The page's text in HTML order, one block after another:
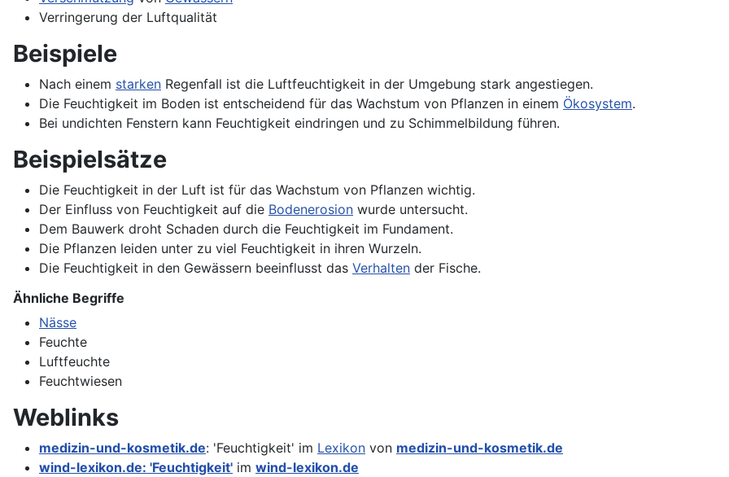
Verringerung der Luftqualität
Beispiele
Nach einem starken Regenfall ist die Luftfeuchtigkeit in der Umgebung stark angestiegen.
Die Feuchtigkeit im Boden ist entscheidend für das Wachstum von Pflanzen in einem Ökosystem.
Bei undichten Fenstern kann Feuchtigkeit eindringen und zu Schimmelbildung führen.
Beispielsätze
Die Feuchtigkeit in der Luft ist für das Wachstum von Pflanzen wichtig.
Der Einfluss von Feuchtigkeit auf die Bodenerosion wurde untersucht.
Dem Bauwerk droht Schaden durch die Feuchtigkeit im Fundament.
Die Pflanzen leiden unter zu viel Feuchtigkeit in ihren Wurzeln.
Die Feuchtigkeit in den Gewässern beeinflusst das Verhalten der Fische.
Ähnliche Begriffe
Nässe
Feuchte
Luftfeuchte
Feuchtwiesen
Weblinks
medizin-und-kosmetik.de: 'Feuchtigkeit' im Lexikon von medizin-und-kosmetik.de
wind-lexikon.de: 'Feuchtigkeit' im wind-lexikon.de